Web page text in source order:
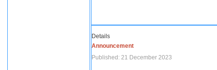
Details
Announcement
Published: 21 December 2023